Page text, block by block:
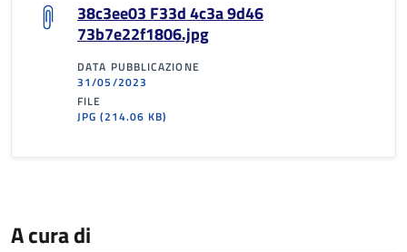
38c3ee03 F33d 4c3a 9d46
73b7e22f1806.jpg
DATA PUBBLICAZIONE
31/05/2023
FILE
JPG(214.06 KB)
A cura di